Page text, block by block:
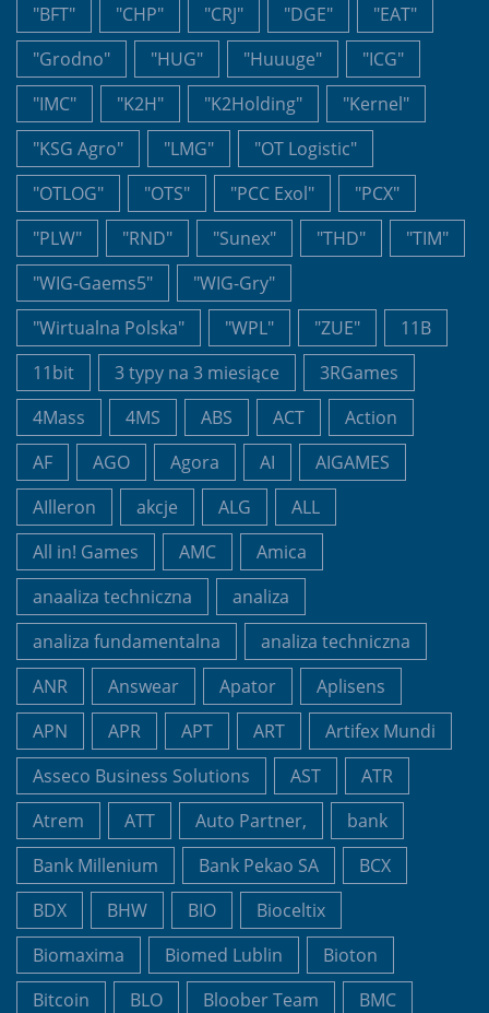
"BFT"
"CHP" "CRJ" "DGE"
"EAT"
"Grodno"
"HUG" "Huuuge"
"ICG"
"IMC"
"K2H" "K2Holding"
"Kernel"
"KSG Agro"
"LMG"
"OT Logistic"
"OTLOG"
"OTS" "PCC Exol"
"PCX"
"PLW"
"RND" "Sunex" "THD"
"TIM"
"WIG-Gaems5"
"WIG-Gry"
"Wirtualna Polska"
"WPL" "ZUE"
11B
11bit
3 typy na 3 miesiące
3RGames
4Mass
4MS ABS ACT
Action
AF
AGO Agora AI
AIGAMES
AIlleron
akcje ALG
ALL
All in! Games
AMC
Amica
anaaliza techniczna
analiza
analiza fundamentalna
analiza techniczna
ANR
Answear Apator
Aplisens
APN
APR APT ART
Artifex Mundi
Asseco Business Solutions
AST
ATR
Atrem
ATT Auto Partner,
bank
Bank Millenium
Bank Pekao SA
BCX
BDX
BHW BIO
Bioceltix
Biomaxima
Biomed Lublin
Bioton
Bitcoin
BLO Bloober Team
BMC